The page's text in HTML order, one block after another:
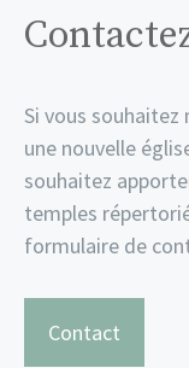
Si vous
une nouvelle
souhaitez
temples
formulaire de
Contact